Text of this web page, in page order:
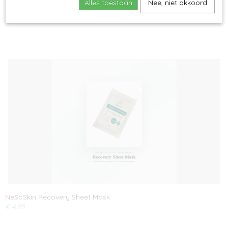
Cartridge 12-pins Nésoskinpen
NeSoSkin Recovery Sheet Mask
€ 4,95
Alles toestaan Nee, niet akkoord